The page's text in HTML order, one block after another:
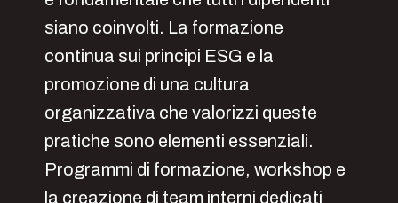
siano coinvolti. La formazione
continua sui principi ESG e la
promozione di una cultura
organizzativa che valorizzi queste
pratiche sono elementi essenziali.
Programmi di formazione, workshop e
la creazione di team interni dedicati